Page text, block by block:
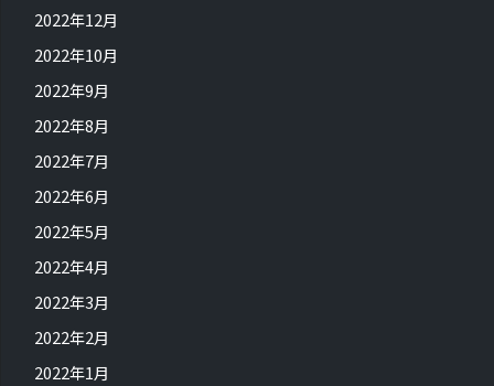
2022年12月
2022年10月
2022年9月
2022年8月
2022年7月
2022年6月
2022年5月
2022年4月
2022年3月
2022年2月
2022年1月